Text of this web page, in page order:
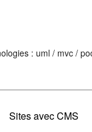
: uml / mvc /
Sites avec CMS